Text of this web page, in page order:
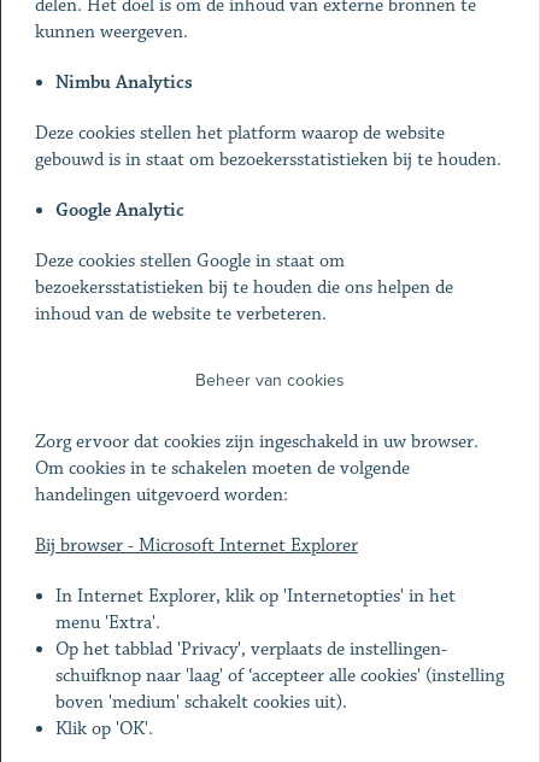
delen. Het doel is om de inhoud van externe bronnen te
kunnen weergeven.
Nimbu Analytics
Deze cookies stellen het platform waarop de website
gebouwd is in staat om bezoekersstatistieken bij te houden.
Google Analytic
Deze cookies stellen Google in staat om
bezoekersstatistieken bij te houden die ons helpen de
inhoud van de website te verbeteren.
Beheer van cookies
Zorg ervoor dat cookies zijn ingeschakeld in uw browser.
Om cookies in te schakelen moeten de volgende
handelingen uitgevoerd worden:
Bij browser - Microsoft Internet Explorer
In Internet Explorer, klik op 'Internetopties' in het
menu 'Extra'.
Op het tabblad 'Privacy', verplaats de instellingen-
schuifknop naar 'laag' of ‘accepteer alle cookies' (instelling
boven 'medium' schakelt cookies uit).
Klik op 'OK'.